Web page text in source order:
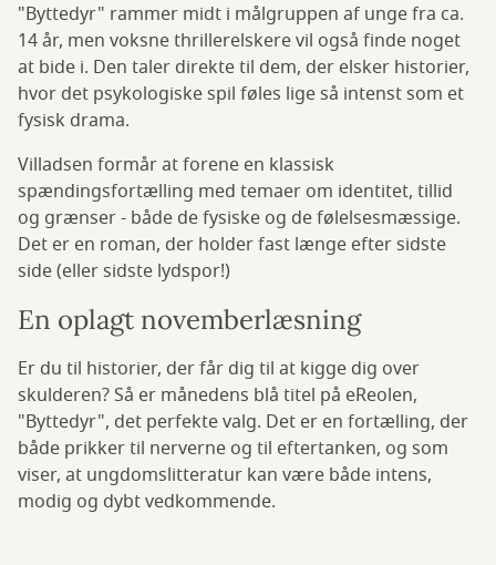
"Byttedyr" rammer midt i målgruppen af unge fra ca.
14 år, men voksne thrillerelskere vil også finde noget
at bide i. Den taler direkte til dem, der elsker historier,
hvor det psykologiske spil føles lige så intenst som et
fysisk drama.
Villadsen formår at forene en klassisk
spændingsfortælling med temaer om identitet, tillid
og grænser - både de fysiske og de følelsesmæssige.
Det er en roman, der holder fast længe efter sidste
side (eller sidste lydspor!)
En oplagt novemberlæsning
Er du til historier, der får dig til at kigge dig over
skulderen? Så er månedens blå titel på eReolen,
"Byttedyr", det perfekte valg. Det er en fortælling, der
både prikker til nerverne og til eftertanken, og som
viser, at ungdomslitteratur kan være både intens,
modig og dybt vedkommende.